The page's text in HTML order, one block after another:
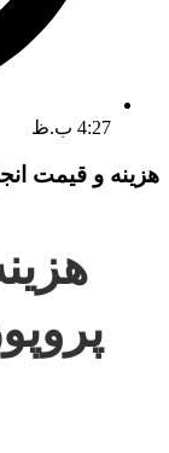
4:27 ب.ظ
هزینه و قیمت